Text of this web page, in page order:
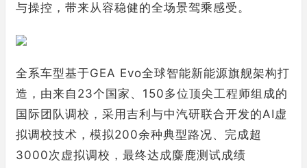
与操控，带来从容稳健的全场景驾乘感受。
全系车型基于GEA Evo全球智能新能源旗舰架构打
造，由来自23个国家、150多位顶尖工程师组成的
国际团队调校，采用吉利与中汽研联合开发的AI虚
拟调校技术，模拟200余种典型路况、完成超
3000次虚拟调校，最终达成麋鹿测试成绩